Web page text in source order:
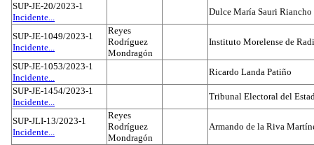
SUP-JE-20/2023-1
Incidente...
Dulce María Sauri
SUP-JE-1049/2023-1
Incidente...
Reyes
Rodríguez
Mondragón
Instituto Morelense de
SUP-JE-1053/2023-1
Incidente...
Ricardo Landa Patiño
SUP-JE-1454/2023-1
Incidente...
Tribunal Electoral del
SUP-JLI-13/2023-1
Incidente...
Reyes
Rodríguez
Mondragón
Armando de la Riva